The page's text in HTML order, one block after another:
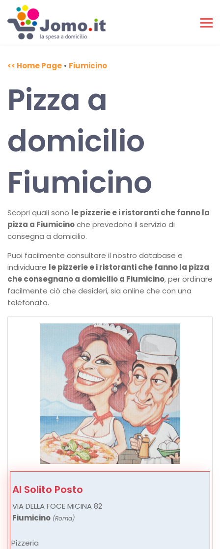
<< Home Page • Fiumicino
Pizza a
domicilio
Fiumicino
Scopri quali sono le pizzerie e i ristoranti che fanno la
pizza a Fiumicinoche prevedono il servizio di
consegna a domicilio.
Puoi facilmente consultare il nostro database e
individuare le pizzerie e i ristoranti che fanno la pizza
che consegnano a domicilio a Fiumicino, per ordinare
facilmente ciò che desideri, sia online che con una
telefonata.
Al Solito Posto
VIA DELLA FOCE MICINA 82
Fiumicino (Roma)
Pizzeria